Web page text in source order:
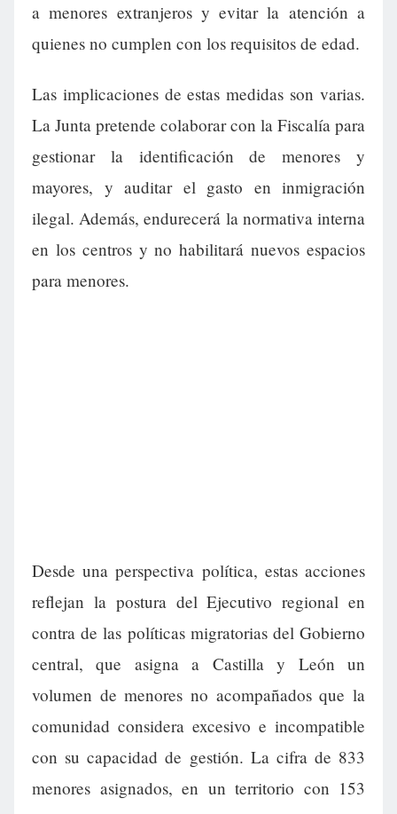
a menores extranjeros y evitar la atención a
quienes no cumplen con los requisitos de edad.
Las implicaciones de estas medidas son varias.
La Junta pretende colaborar con la Fiscalía para
gestionar la identificación de menores y
mayores, y auditar el gasto en inmigración
ilegal. Además, endurecerá la normativa interna
en los centros y no habilitará nuevos espacios
para menores.
Desde una perspectiva política, estas acciones
reflejan la postura del Ejecutivo regional en
contra de las políticas migratorias del Gobierno
central, que asigna a Castilla y León un
volumen de menores no acompañados que la
comunidad considera excesivo e incompatible
con su capacidad de gestión. La cifra de 833
menores asignados, en un territorio con 153